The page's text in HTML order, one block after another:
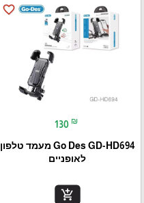
favorite_border
130 ₪
Go Des GD-HD694 מעמד טלפון
לאופניים
add_shopping_cart